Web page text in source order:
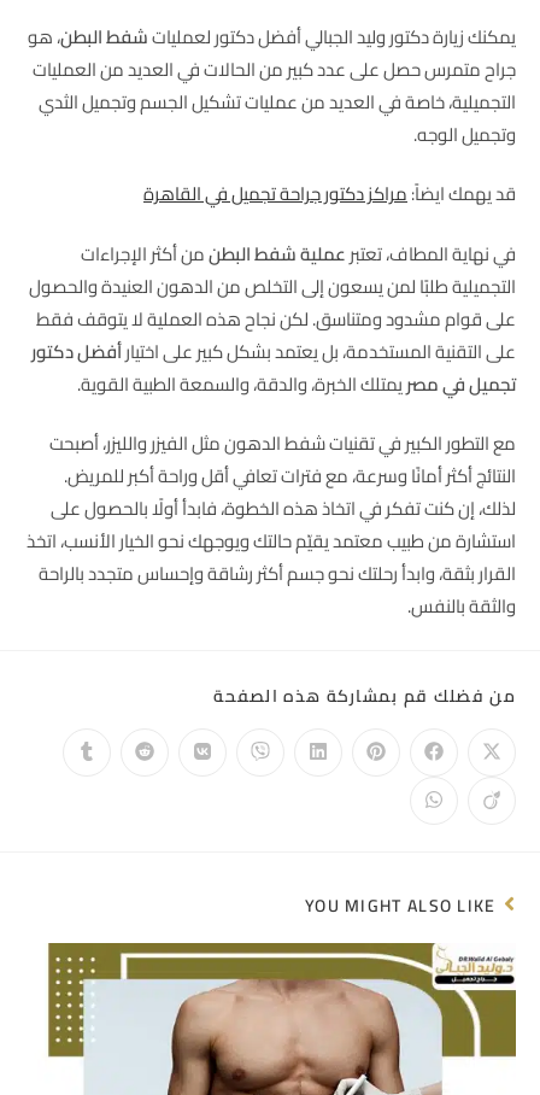
يمكنك زيارة دكتور وليد الجبالي أفضل دكتور لعملياتشفط البطن، هو
جراح متمرس حصل على عدد كبير من الحالات في العديد من العمليات
التجميلية، خاصة في العديد من عمليات تشكيل الجسم وتجميل الثدي
وتجميل الوجه.
قد يهمك ايضاً:مراكز دكتور جراحة تجميل في القاهرة
في نهاية المطاف، تعتبرعملية شفط البطنمن أكثر الإجراءات
التجميلية طلبًا لمن يسعون إلى التخلص من الدهون العنيدة والحصول
على قوام مشدود ومتناسق. لكن نجاح هذه العملية لا يتوقف فقط
على التقنية المستخدمة، بل يعتمد بشكل كبير على اختيارأفضل دكتور
تجميل في مصريمتلك الخبرة، والدقة، والسمعة الطبية القوية.
مع التطور الكبير في تقنيات شفط الدهون مثل الفيزر والليزر، أصبحت
النتائج أكثر أمانًا وسرعة، مع فترات تعافي أقل وراحة أكبر للمريض.
لذلك، إن كنت تفكر في اتخاذ هذه الخطوة، فابدأ أولًا بالحصول على
استشارة من طبيب معتمد يقيّم حالتك ويوجهك نحو الخيار الأنسب، اتخذ
القرار بثقة، وابدأ رحلتك نحو جسم أكثر رشاقة وإحساس متجدد بالراحة
والثقة بالنفس.
من فضلك قم بمشاركة هذه الصفحة
YOU MIGHT ALSO LIKE